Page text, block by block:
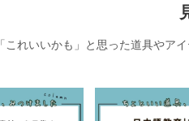
「これいいかも」と思った道具やア